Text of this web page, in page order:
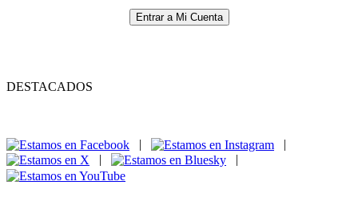
Entrar a Mi Cuenta
DESTACADOS
|
|
|
|